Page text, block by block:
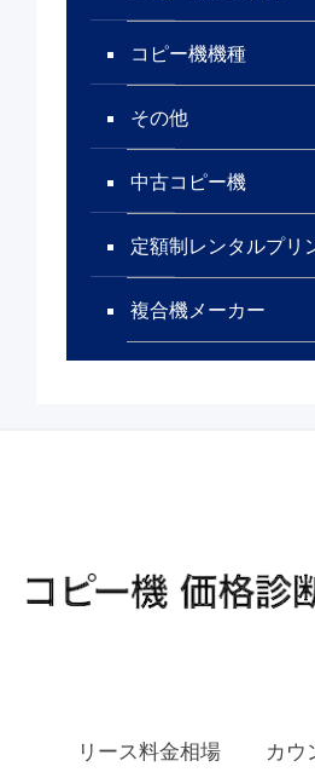
コピー機機種
その他
中古コピー機
定額制レンタルプリ
複合機メーカー
リース料金相場 カウ